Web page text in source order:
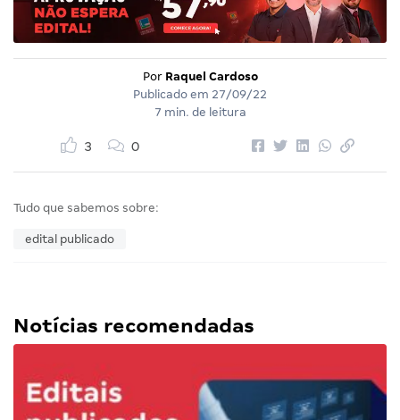
Por Raquel Cardoso
Publicado em 27/09/22
7 min. de leitura
3 0
Tudo que sabemos sobre:
edital publicado
Notícias recomendadas